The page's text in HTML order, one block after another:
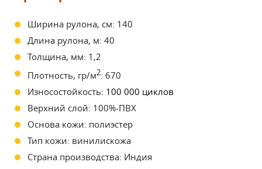
Ширина рулона, см: 140
Длина рулона, м: 40
Толщина, мм: 1,2
Плотность, гр/м2: 670
Износостойкость: 100 000 циклов
Верхний слой: 100%-ПВХ
Основа кожи: полиэстер
Тип кожи: винилискожа
Страна производства: Индия